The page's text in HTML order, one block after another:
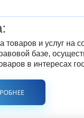
товаров и услуг на
базе,
в интересах